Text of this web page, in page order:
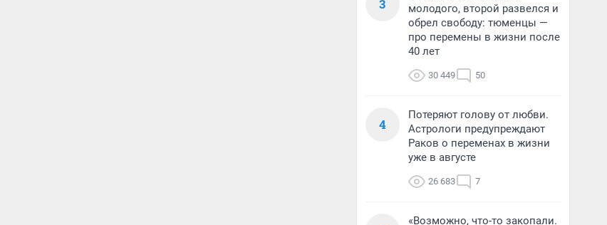
3
молодого, второй развелся и
обрел свободу: тюменцы —
про перемены в жизни после
40 лет
30 449 50
4
Потеряют голову от любви.
Астрологи предупреждают
Раков о переменах в жизни
уже в августе
26 683 7
«Возможно, что-то закопали.